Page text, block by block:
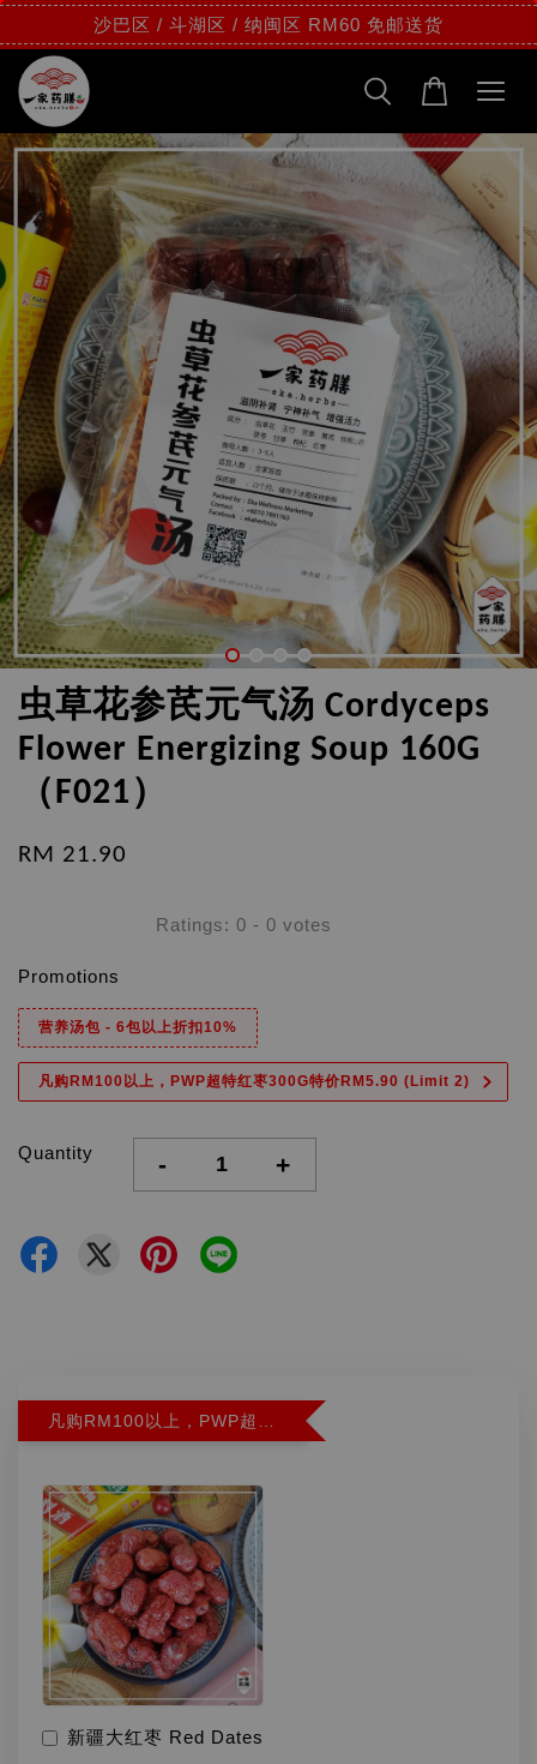
沙巴区 / 斗湖区 / 纳闽区 RM60 免邮送货
虫草花参芪元气汤 Cordyceps
Flower Energizing Soup 160G
（F021）
RM 21.90
Ratings: 0 - 0 votes
Promotions
营养汤包 - 6包以上折扣10%
凡购RM100以上，PWP超特红枣300G特价RM5.90 (Limit 2)
Quantity - +
新疆大红枣 Red Dates